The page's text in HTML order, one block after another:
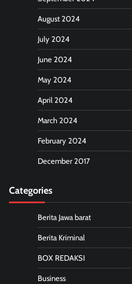
August 2024
July 2024
June 2024
May 2024
April 2024
March 2024
February 2024
December 2017
Categories
Berita Jawa barat
Berita Kriminal
BOX REDAKSI
Business